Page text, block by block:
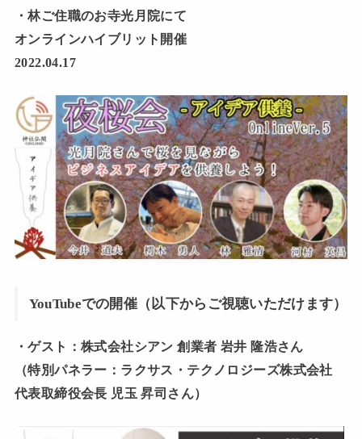
・林ご住職のお寺光月院にて
オンラインハイブリット開催
2022.04.17
YouTubeでの開催（以下からご視聴いただけます）
・ゲスト：株式会社シアン 創業者 岩井 隆浩さん
（特別パネラー：ラクサス・テクノロジーズ株式会社
代表取締役会長 児玉 昇司さん）